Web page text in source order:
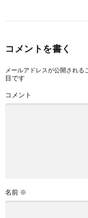
コメントを書く
メールアドレスが公開される
目です
コメント
名前 ※